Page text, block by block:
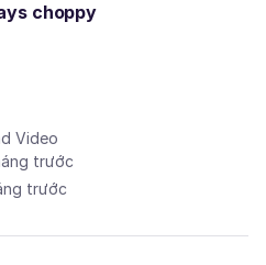
choppy
Video
trước
trước